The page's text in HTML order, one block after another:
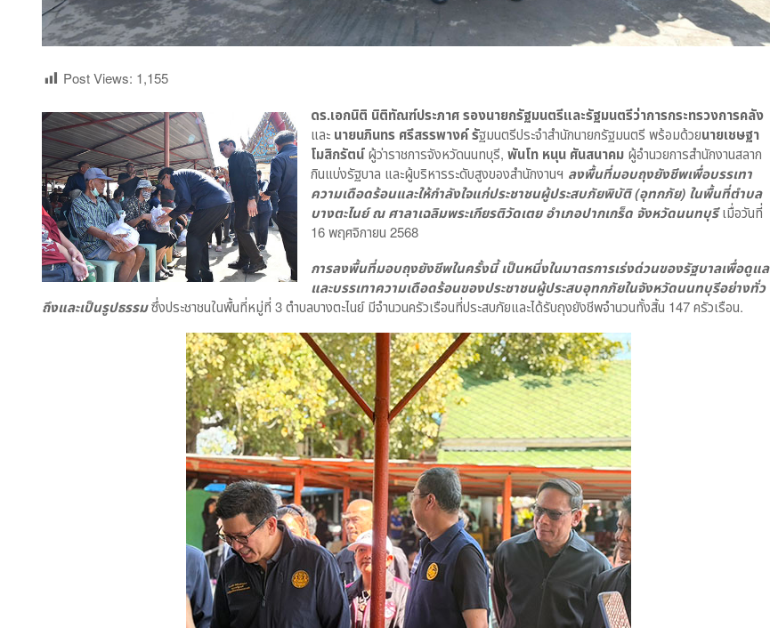
Post Views: 1,155
ดร.เอกนิติ นิติทัณฑ์ประภาศ รองนายกรัฐมนตรีและรัฐมนตรีว่าการกระทรวงการคลัง
และ นายนภินทร ศรีสรรพางค์ รัฐมนตรีประจำสำนักนายกรัฐมนตรี พร้อมด้วยนายเชษฐา
โมสิกรัตน์ผู้ว่าราชการจังหวัดนนทบุรี, พันโท หนุน ศันสนาคม ผู้อำนวยการสำนักงานสลาก
กินแบ่งรัฐบาล และผู้บริหารระดับสูงของสำนักงานฯ ลงพื้นที่มอบถุงยังชีพเพื่อบรรเทา
ความเดือดร้อนและให้กำลังใจแก่ประชาชนผู้ประสบภัยพิบัติ (อุทกภัย) ในพื้นที่ตำบล
บางตะไนย์ ณ ศาลาเฉลิมพระเกียรติวัดเตย อำเภอปากเกร็ด จังหวัดนนทบุรีเมื่อวันที่
16 พฤศจิกายน 2568
การลงพื้นที่มอบถุงยังชีพในครั้งนี้ เป็นหนึ่งในมาตรการเร่งด่วนของรัฐบาลเพื่อดูแล
และบรรเทาความเดือดร้อนของประชาชนผู้ประสบอุทกภัยในจังหวัดนนทบุรีอย่างทั่ว
ถึงและเป็นรูปธรรมซึ่งประชาชนในพื้นที่หมู่ที่ 3 ตำบลบางตะไนย์ มีจำนวนครัวเรือนที่ประสบภัยและได้รับถุงยังชีพจำนวนทั้งสิ้น 147 ครัวเรือน.